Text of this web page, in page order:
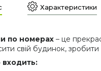
Характеристики
по номерах – це
свій будинок,
входить: